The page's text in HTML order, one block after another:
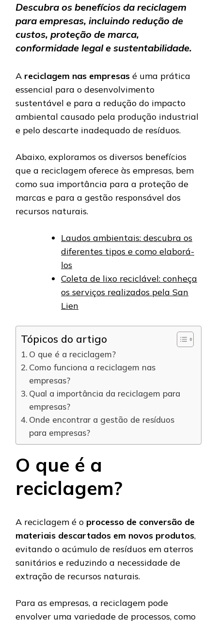
Descubra os benefícios da reciclagem
para empresas, incluindo redução de
custos, proteção de marca,
conformidade legal e sustentabilidade.
A reciclagem nas empresas é uma prática
essencial para o desenvolvimento
sustentável e para a redução do impacto
ambiental causado pela produção industrial
e pelo descarte inadequado de resíduos.
Abaixo, exploramos os diversos benefícios
que a reciclagem oferece às empresas, bem
como sua importância para a proteção de
marcas e para a gestão responsável dos
recursos naturais.
Laudos ambientais: descubra os
diferentes tipos e como elaborá-
los
Coleta de lixo reciclável: conheça
os serviços realizados pela San
Lien
Tópicos do artigo
O que é a reciclagem?
Como funciona a reciclagem nas
empresas?
Qual a importância da reciclagem para
empresas?
Onde encontrar a gestão de resíduos
para empresas?
O que é a
reciclagem?
A reciclagem é o processo de conversão de
materiais descartados em novos produtos,
evitando o acúmulo de resíduos em aterros
sanitários e reduzindo a necessidade de
extração de recursos naturais.
Para as empresas, a reciclagem pode
envolver uma variedade de processos, como